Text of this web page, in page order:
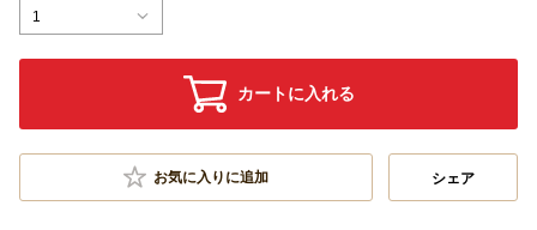
1
カートに入れる
お気に入りに追加 シェア